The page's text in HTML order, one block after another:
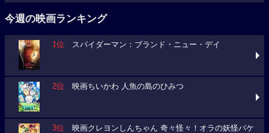
今週の映画ランキング
1位 スパイダーマン：ブランド・ニュー・デイ
2位 映画ちいかわ 人魚の島のひみつ
3位 映画クレヨンしんちゃん 奇々怪々！オラの妖怪バケ